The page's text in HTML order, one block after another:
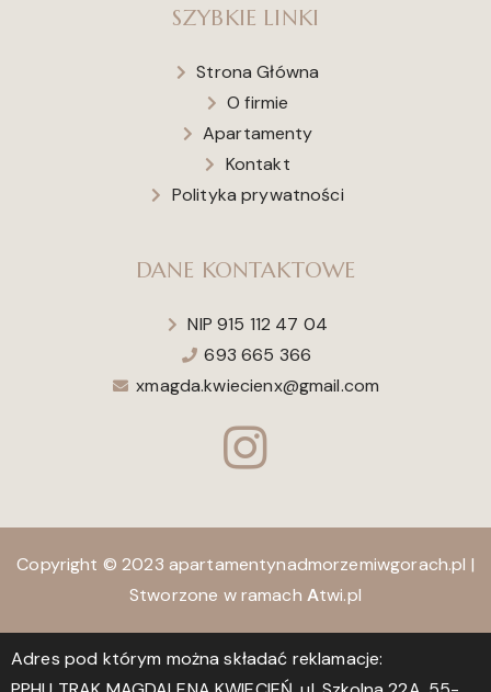
SZYBKIE LINKI
Strona Główna
O firmie
Apartamenty
Kontakt
Polityka prywatności
DANE KONTAKTOWE
NIP 915 112 47 04
693 665 366
xmagda.kwiecienx@gmail.com
Copyright © 2023 apartamentynadmorzemiwgorach.pl |
Stworzone w ramach Atwi.pl
Adres pod którym można składać reklamacje: